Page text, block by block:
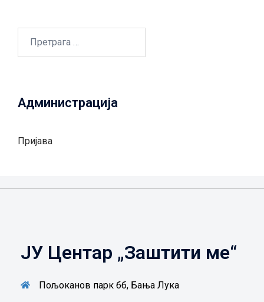
Администрација
Пријава
ЈУ Центар „Заштити ме“
Пољоканов парк бб, Бања Лука